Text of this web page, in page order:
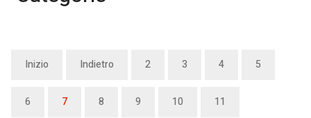
Inizio Indietro 2 3 4 5
6 7 8 9 10 11